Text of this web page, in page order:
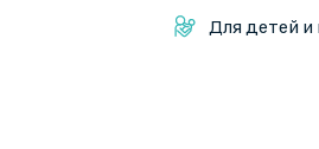
Для детей и